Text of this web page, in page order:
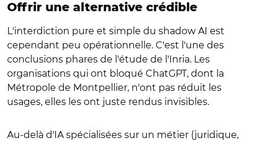
Offrir une alternative crédible
L'interdiction pure et simple du shadow AI est
cependant peu opérationnelle. C'est l'une des
conclusions phares de l'étude de l'Inria. Les
organisations qui ont bloqué ChatGPT, dont la
Métropole de Montpellier, n'ont pas réduit les
usages, elles les ont juste rendus invisibles.
Au-delà d'IA spécialisées sur un métier (juridique,